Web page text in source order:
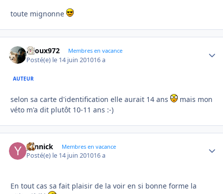
toute mignonne
bijoux972 Membres en vacance
Posté(e) le 14 juin 201016 a
AUTEUR
selon sa carte d'identification elle aurait 14 ans
mais mon
véto m'a dit plutôt 10-11 ans :-)
yannick Membres en vacance
Posté(e) le 14 juin 201016 a
En tout cas sa fait plaisir de la voir en si bonne forme la